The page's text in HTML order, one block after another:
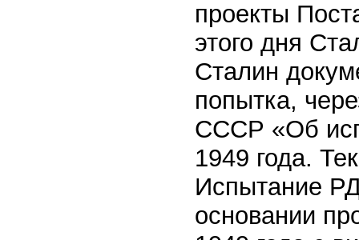
проекты
этого дня
Сталин
попытка,
СССР «Об
1949 года.
Испытание
основании